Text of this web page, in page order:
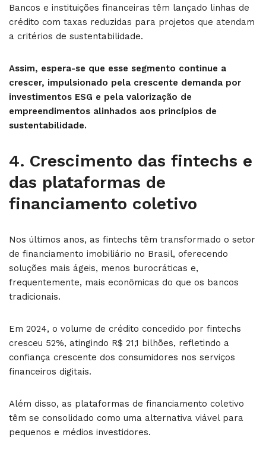
Bancos e instituições financeiras têm lançado linhas de
crédito com taxas reduzidas para projetos que atendam
a critérios de sustentabilidade.
Assim, espera-se que esse segmento continue a
crescer, impulsionado pela crescente demanda por
investimentos ESG e pela valorização de
empreendimentos alinhados aos princípios de
sustentabilidade.
4. Crescimento das fintechs e
das plataformas de
financiamento coletivo
Nos últimos anos, as fintechs têm transformado o setor
de financiamento imobiliário no Brasil, oferecendo
soluções mais ágeis, menos burocráticas e,
frequentemente, mais econômicas do que os bancos
tradicionais.
Em 2024, o volume de crédito concedido por fintechs
cresceu 52%, atingindo R$ 21,1 bilhões, refletindo a
confiança crescente dos consumidores nos serviços
financeiros digitais.
Além disso, as plataformas de financiamento coletivo
têm se consolidado como uma alternativa viável para
pequenos e médios investidores.